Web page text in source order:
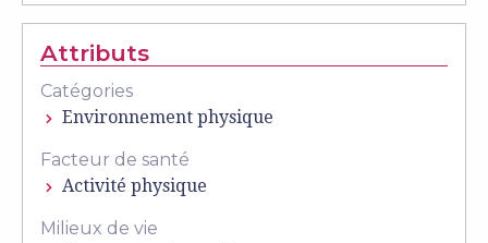
Attributs
Catégories
Environnement physique
Facteur de santé
Activité physique
Milieux de vie